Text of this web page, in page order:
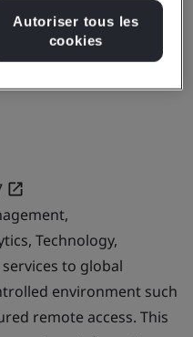
Technology,
to global
environment such
remote access. This
Autoriser tous les
cookies